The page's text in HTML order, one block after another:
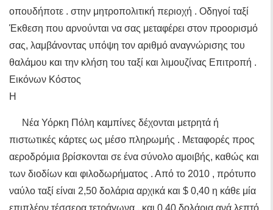
οπουδήποτε . στην μητροπολιτική περιοχή . Οδηγοί ταξί
Έκθεση που αρνούνται να σας μεταφέρει στον προορισμό
σας, λαμβάνοντας υπόψη τον αριθμό αναγνώρισης του
θαλάμου και την κλήση του ταξί και λιμουζίνας Επιτροπή .
Εικόνων Κόστος
Η
Νέα Υόρκη Πόλη καμπίνες δέχονται μετρητά ή
πιστωτικές κάρτες ως μέσο πληρωμής . Μεταφορές προς
αεροδρόμια βρίσκονται σε ένα σύνολο αμοιβής, καθώς και
των διοδίων και φιλοδωρήματος . Από το 2010 , πρότυπο
ναύλο ταξί είναι 2,50 δολάρια αρχικά και $ 0,40 η κάθε μία
επιπλέον τέσσερα τετράγωνα , και 0,40 δολάρια ανά λεπτό